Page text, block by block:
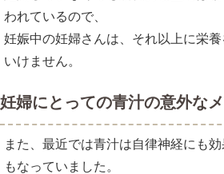
われているので、
妊娠中の妊婦さんは、それ以上に栄
いけません。
妊婦にとっての青汁の意外な
また、最近では青汁は自律神経にも
もなっていました。